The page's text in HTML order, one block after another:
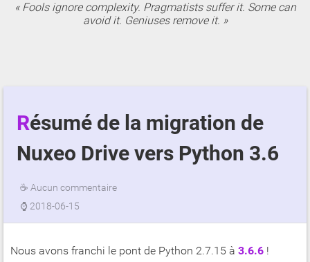
Fools ignore complexity. Pragmatists suffer it. Some can
avoid it. Geniuses remove it.
Résumé de la migration de
Nuxeo Drive vers Python 3.6
☕ Aucun commentaire
⌚ 2018-06-15
Nous avons franchi le pont de Python 2.7.15 à 3.6.6 !